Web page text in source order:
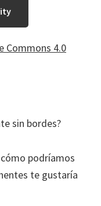
Commons 4.0
sin bordes?
podríamos
te gustaría